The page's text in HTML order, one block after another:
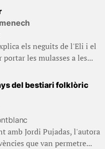
els neguits de l'Eli i el
portar les mulasses a les...
del bestiari folklòric
amb Jordi Pujadas, l'autora
que van permetre...